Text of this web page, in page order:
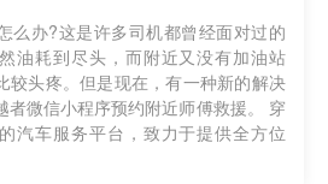
么办?这是许多司机都曾经面对过的
油耗到尽头，而附近又没有加油站
较头疼。但是现在，有一种新的解决
微信小程序预约附近师傅救援。 穿
汽车服务平台，致力于提供全方位